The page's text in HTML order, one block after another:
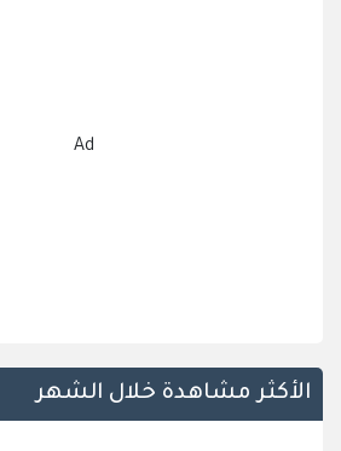
Ad
الأكثر مشاهدة خلال الشهر